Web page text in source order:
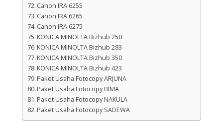
Canon IRA 6255
Canon IRA 6265
Canon IRA 6275
KONICA MINOLTA Bizhub 250
KONICA MINOLTA Bizhub 283
KONICA MINOLTA Bizhub 350
KONICA MINOLTA Bizhub 423
Paket Usaha Fotocopy ARJUNA
Paket Usaha Fotocopy BIMA
Paket Usaha Fotocopy NAKULA
Paket Usaha Fotocopy SADEWA